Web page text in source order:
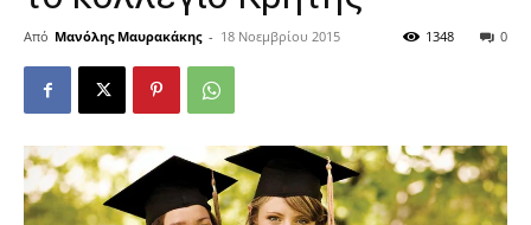
Από Μανόλης Μαυρακάκης - 18 Νοεμβρίου 2015 0
1348